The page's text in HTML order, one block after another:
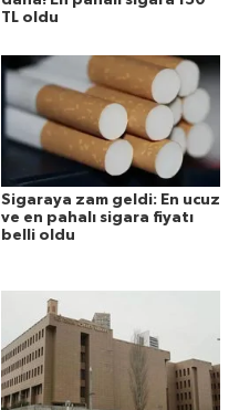
TL oldu
Sigaraya zam geldi: En ucuz
ve en pahalı sigara fiyatı
belli oldu